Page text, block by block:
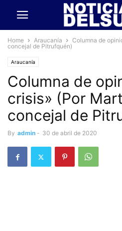
Home Araucanía
Columna de
concejal de Pitrufquén)
Araucanía
Columna de
crisis» (Por
concejal de
By admin - 30 de abril de 2020